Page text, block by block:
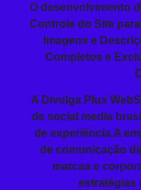
O desenvolvimento
Controle do Site
Imagens e
Completos e
A Divulga Plux
de social media
de experiência.A
de comunicação
marcas e
estratégias